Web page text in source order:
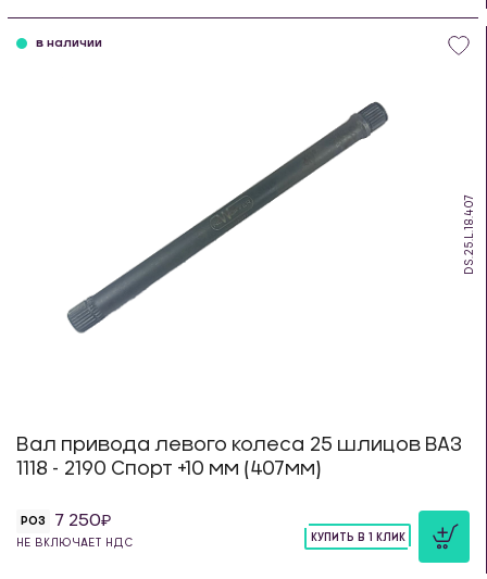
DS.25.L.18.407
в наличии
Вал привода левого колеса 25 шлицов ВАЗ
1118 - 2190 Спорт +10 мм (407мм)
РОЗ 7 250
НЕ ВКЛЮЧАЕТ НДС
КУПИТЬ В 1 КЛИК